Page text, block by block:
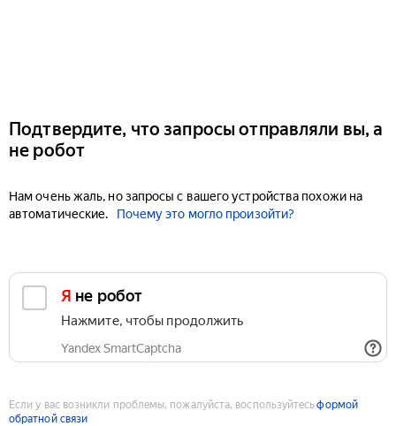
Подтвердите, что запросы отправляли вы, а
не робот
Нам очень жаль, но запросы с вашего устройства похожи на
автоматические.
Почему это могло произойти?
Я не робот
Нажмите, чтобы продолжить
Yandex SmartCaptcha
Если у вас возникли проблемы, пожалуйста, воспользуйтесьформой
обратной связи